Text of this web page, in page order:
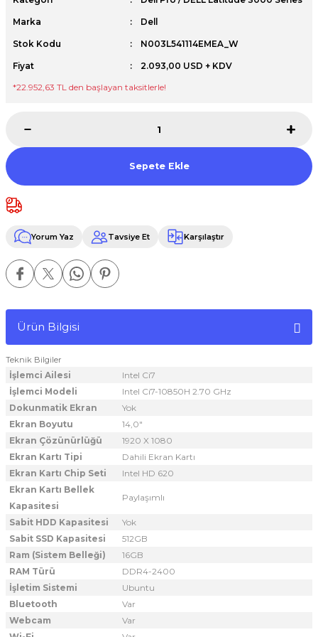
/ XPS+GPU
Marka Dell
Stok Kodu N003L541114EMEA_W
Fiyat
2.093,00 USD + KDV
*22.952,63 TL den başlayan taksitlerle!
Sepete Ekle
Yorum Yaz Tavsiye Et Karşılaştır
Ürün Bilgisi
Teknik Bilgiler
İşlemci Ailesi
Intel Ci7
İşlemci Modeli
Intel Ci7-10850H 2.70 GHz
Dokunmatik Ekran
Yok
Ekran Boyutu
14,0"
Ekran Çözünürlüğü
1920 X 1080
Ekran Kartı Tipi
Dahili Ekran Kartı
Ekran Kartı Chip Seti
Intel HD 620
Ekran Kartı Bellek
Kapasitesi
Paylaşımlı
Sabit HDD Kapasitesi
Yok
Sabit SSD Kapasitesi
512GB
Ram (Sistem Belleği)
16GB
RAM Türü
DDR4-2400
İşletim Sistemi
Ubuntu
Bluetooth
Var
Webcam
Var